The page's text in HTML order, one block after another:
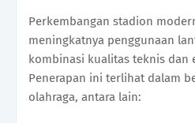
Perkembangan stadion
meningkatnya penggunaan
kombinasi kualitas teknis dan
Penerapan ini terlihat dalam
olahraga, antara lain: